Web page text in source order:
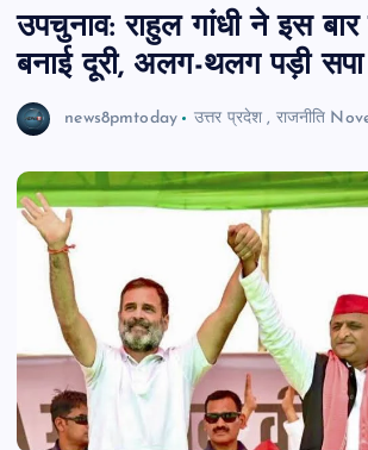
उपचुनाव: राहुल गांधी ने इस
बनाई दूरी, अलग-थलग पड़ी सपा
news8pmtoday उत्तर प्रदेश , राजनीति